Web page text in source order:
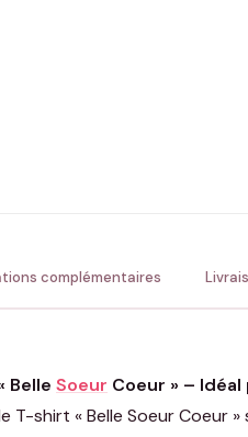
complémentaires
Belle Soeur Coeur » –
T-shirt « Belle Soeur